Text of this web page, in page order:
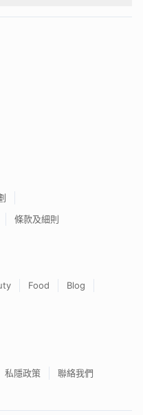
條款及細則
Food
Blog
私隱政策 聯絡我們